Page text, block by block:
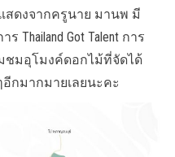
สดงจากครูนาย มานพ มี
Thailand Got Talent การ
มอุโมงค์ดอกไม้ที่จัดได้
กมากมายเลยนะคะ